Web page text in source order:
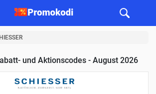
und Aktionscodes - August 2026